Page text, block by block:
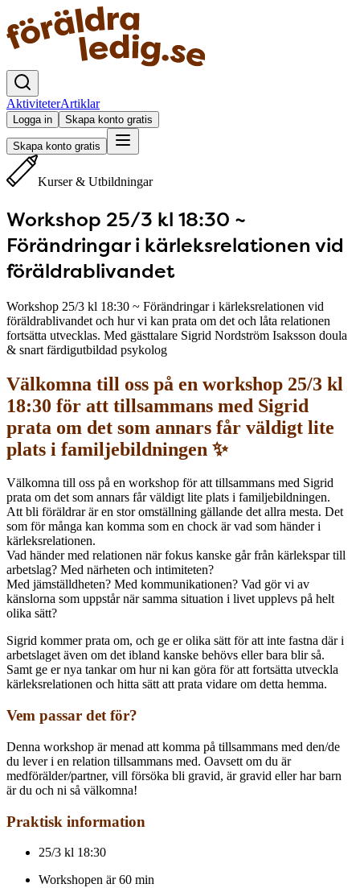
AktiviteterArtiklar
Logga in Skapa konto gratis
Skapa konto gratis
Kurser & Utbildningar
Workshop 25/3 kl 18:30 ~
Förändringar i kärleksrelationen vid
föräldrablivandet
Workshop 25/3 kl 18:30 ~ Förändringar i kärleksrelationen vid
föräldrablivandet och hur vi kan prata om det och låta relationen
fortsätta utvecklas. Med gästtalare Sigrid Nordström Isaksson doula
& snart färdigutbildad psykolog
Välkomna till oss på en workshop 25/3 kl
18:30 för att tillsammans med Sigrid
prata om det som annars får väldigt lite
plats i familjebildningen ✨
Välkomna till oss på en workshop för att tillsammans med Sigrid
prata om det som annars får väldigt lite plats i familjebildningen.
Att bli föräldrar är en stor omställning gällande det allra mesta. Det
som för många kan komma som en chock är vad som händer i
kärleksrelationen.
Vad händer med relationen när fokus kanske går från kärlekspar till
arbetslag? Med närheten och intimiteten?
Med jämställdheten? Med kommunikationen? Vad gör vi av
känslorna som uppstår när samma situation i livet upplevs på helt
olika sätt?
Sigrid kommer prata om, och ge er olika sätt för att inte fastna där i
arbetslaget även om det ibland kanske behövs eller bara blir så.
Samt ge er nya tankar om hur ni kan göra för att fortsätta utveckla
kärleksrelationen och hitta sätt att prata vidare om detta hemma.
Vem passar det för?
Denna workshop är menad att komma på tillsammans med den/de
du lever i en relation tillsammans med. Oavsett om du är
medförälder/partner, vill försöka bli gravid, är gravid eller har barn
är du och ni så välkomna!
Praktisk information
25/3 kl 18:30
Workshopen är 60 min